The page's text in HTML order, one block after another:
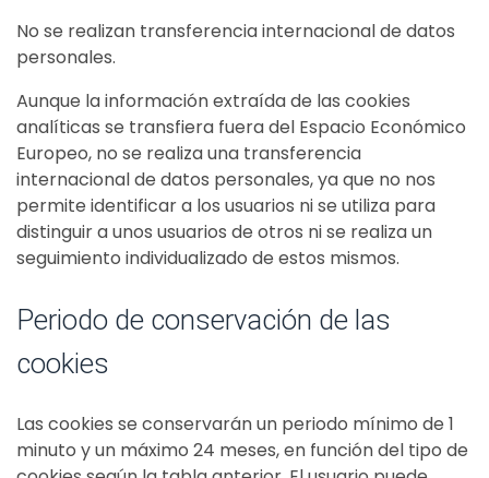
No se realizan transferencia internacional de datos
personales.
Aunque la información extraída de las cookies
analíticas se transfiera fuera del Espacio Económico
Europeo, no se realiza una transferencia
internacional de datos personales, ya que no nos
permite identificar a los usuarios ni se utiliza para
distinguir a unos usuarios de otros ni se realiza un
seguimiento individualizado de estos mismos.
Periodo de conservación de las
cookies
Las cookies se conservarán un periodo mínimo de 1
minuto y un máximo 24 meses, en función del tipo de